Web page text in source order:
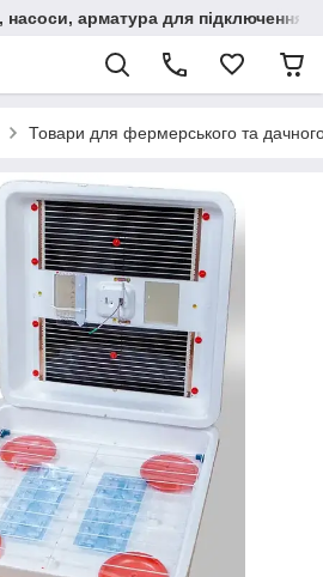
насоси, арматура для підключення,
Товари для фермерського та